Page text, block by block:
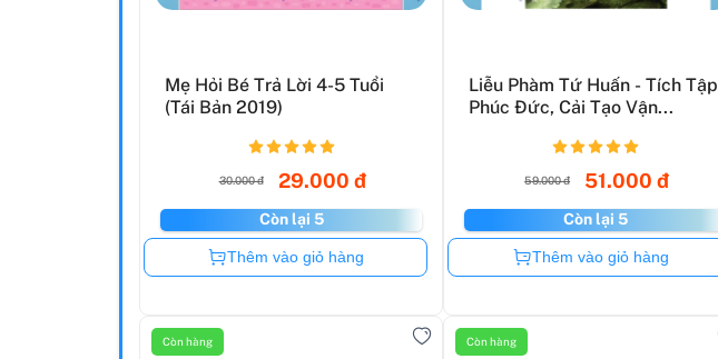
Mẹ Hỏi Bé Trả Lời 4-5 Tuổi
(Tái Bản 2019)
30.000 đ 29.000 đ
Còn lại 5
Còn hàng
Thêm vào giỏ hàng
Liễu Phàm Tứ Huấn - Tích Tập
Phúc Đức, Cải Tạo Vận...
59.000 đ 51.000 đ
Còn lại 5
Còn hàng
Thêm vào giỏ hàng
Còn hàng Còn hàng